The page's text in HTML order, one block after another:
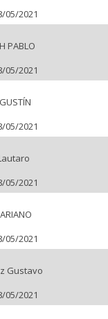
05/2021
PABLO
05/2021
05/2021
05/2021
05/2021
Gustavo
05/2021